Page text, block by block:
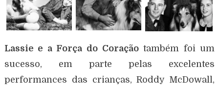
Lassie e a Força do Coraçãotambém foi um
sucesso, em parte pelas excelentes
performances das crianças, Roddy McDowall,